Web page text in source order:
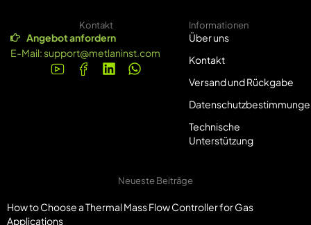
Kontakt
Angebot anfordern
E-Mail:support@metlaninst.com
Informationen
Über uns
Kontakt
Versand und Rückgabe
Technische
Unterstützung
Neueste Beiträge
How to Choose a Thermal Mass Flow Controller for Gas
Applications